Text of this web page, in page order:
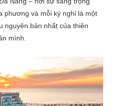
phương và mỗi kỳ nghỉ là một
nguyên bản nhất của thiên
mình.